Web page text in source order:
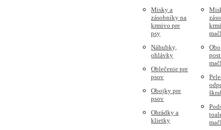
Misky a
zásobníky na
krmivo pre
psy
Náhubky,
ohlávky
Oblečenie pre
psov
Obojky pre
psov
Ohrádky a
klietky